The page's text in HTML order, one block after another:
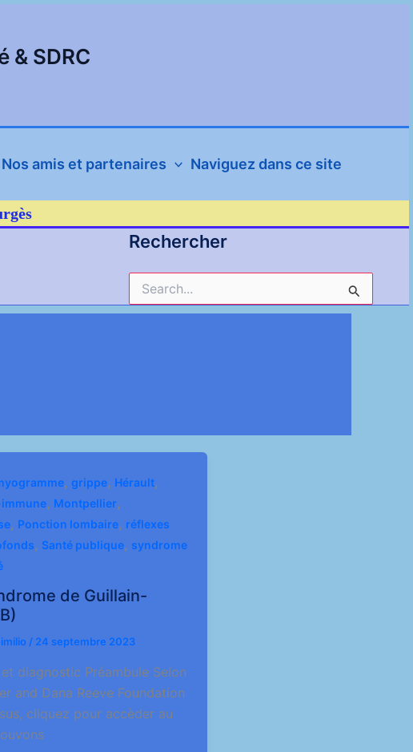
& SDRC
Nos amis et partenaires Naviguez dans ce site
Rechercher
Rechercher :
,grippe, Hérault,
, Montpellier,
, Ponction lombaire, réflexes
, Santé publique, syndrome
de Guillain-
/ 24 septembre 2023
diagnostic Préambule Selon
and Dana Reeve Foundation
cliquez pour accèder au